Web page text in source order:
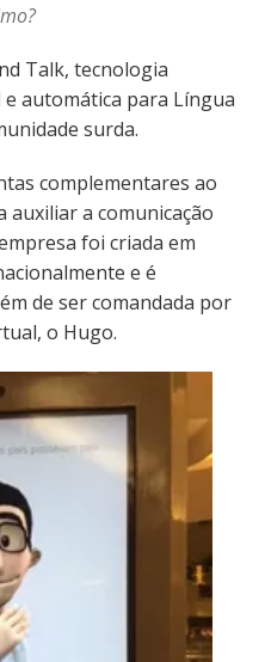
Talk, tecnologia
automática para Língua
surda.
complementares ao
a comunicação
foi criada em
e é
de ser comandada por
o Hugo.